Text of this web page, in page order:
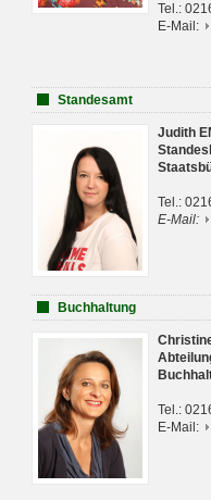
Tel.:
E-Mail:
Standesamt
Judith
Tel.:
E-Mail:
Buchhaltung
Tel.:
E-Mail: